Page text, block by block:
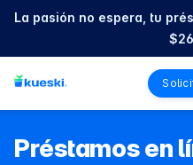
La pasión no espera, tu
Préstamos en